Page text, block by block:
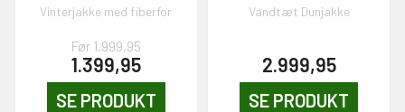
Vinterjakke med fiberfor
Før 1.999,95
1.399,95
SE PRODUKT
Vandtæt Dunjakke
2.999,95
SE PRODUKT